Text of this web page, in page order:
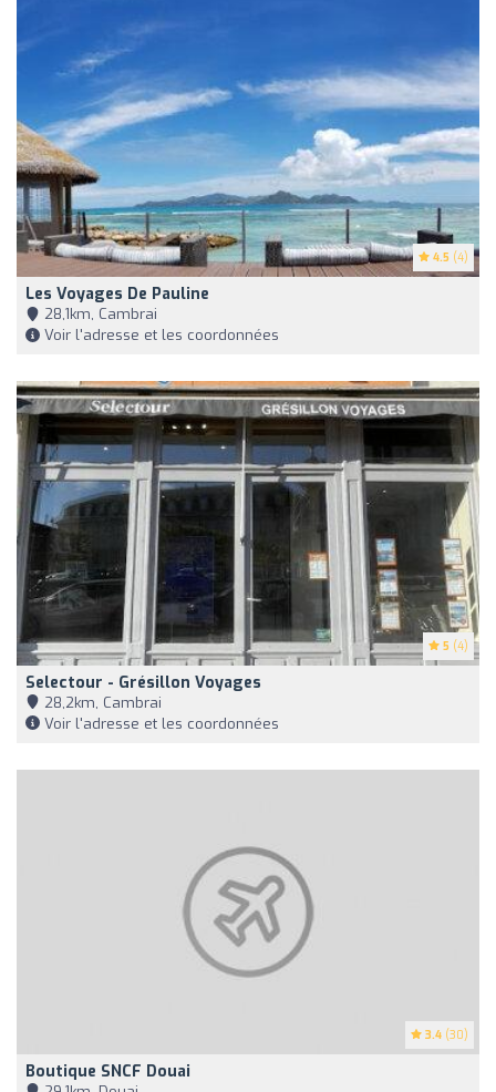
4.5 (4)
Les Voyages De Pauline
28,1km, Cambrai
Voir l'adresse et les coordonnées
5 (4)
Selectour - Grésillon Voyages
28,2km, Cambrai
Voir l'adresse et les coordonnées
3.4 (30)
Boutique SNCF Douai